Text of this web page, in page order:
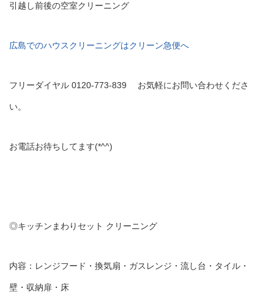
引越し前後の空室クリーニング
広島でのハウスクリーニングはクリーン急便へ
フリーダイヤル 0120-773-839 お気軽にお問い合わせくださ
い。
お電話お待ちしてます(*^^)
◎キッチンまわりセット クリーニング
内容：レンジフード・換気扇・ガスレンジ・流し台・タイル・
壁・収納扉・床